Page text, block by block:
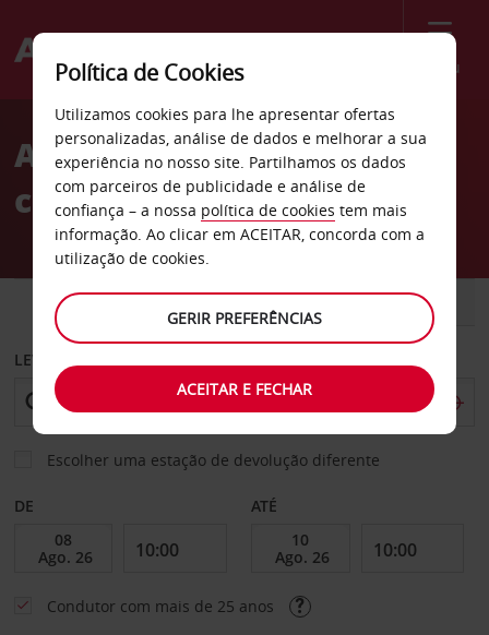
Menu
Welcome
AvisAluguer de
carros Piscataway
CARRO COMERCIAIS
LEVANTAR EM
Escolher uma estação de devolução diferente
DE ATÉ
Condutor com mais de 25 anos
Política de Cookies
Utilizamos cookies para lhe apresentar ofertas
personalizadas, análise de dados e melhorar a sua
experiência no nosso site. Partilhamos os dados
com parceiros de publicidade e análise de
confiança – a nossa política de cookies tem mais
informação. Ao clicar em ACEITAR, concorda com a
utilização de cookies.
GERIR PREFERÊNCIAS
ACEITAR E FECHAR